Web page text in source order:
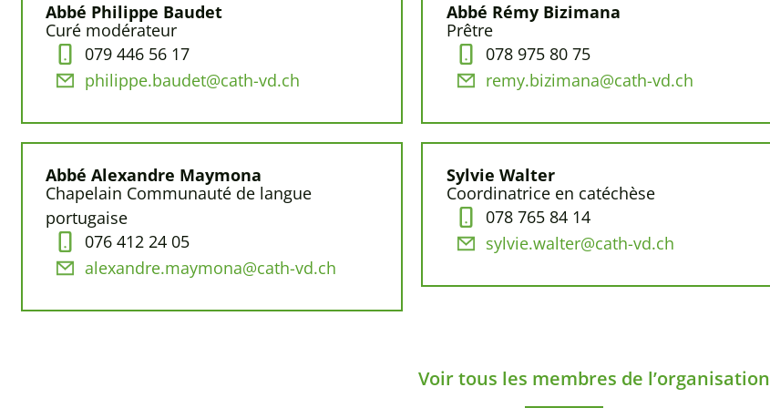
Abbé Philippe Baudet
Curé modérateur
079 446 56 17
philippe.baudet@cath-vd.ch
Abbé Rémy Bizimana
Prêtre
078 975 80 75
remy.bizimana@cath-vd.ch
Abbé Alexandre Maymona
Chapelain Communauté de langue
portugaise
076 412 24 05
alexandre.maymona@cath-vd.ch
Sylvie Walter
Coordinatrice en catéchèse
078 765 84 14
sylvie.walter@cath-vd.ch
Voir tous les membres de l’organisation